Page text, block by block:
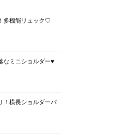
多機能リュック♡
なミニショルダー♥
！横長ショルダーバ